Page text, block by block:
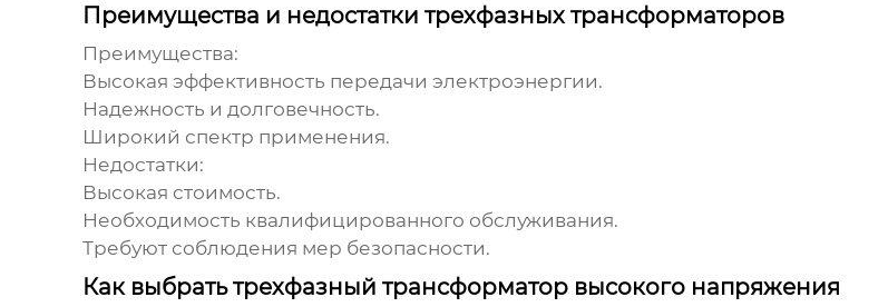
Преимущества и недостатки трехфазных трансформаторов
Преимущества:
Высокая эффективность передачи электроэнергии.
Надежность и долговечность.
Широкий спектр применения.
Недостатки:
Высокая стоимость.
Необходимость квалифицированного обслуживания.
Требуют соблюдения мер безопасности.
Как выбрать трехфазный трансформатор высокого напряжения